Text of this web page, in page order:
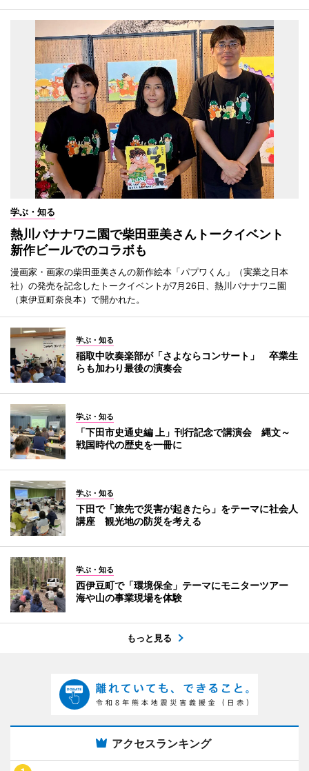
学ぶ・知る
熱川バナナワニ園で柴田亜美さんトークイベント
新作ビールでのコラボも
漫画家・画家の柴田亜美さんの新作絵本「パプワくん」（実業之日本
社）の発売を記念したトークイベントが7月26日、熱川バナナワニ園
（東伊豆町奈良本）で開かれた。
学ぶ・知る
稲取中吹奏楽部が「さよならコンサート」 卒業生
らも加わり最後の演奏会
学ぶ・知る
「下田市史通史編 上」刊行記念で講演会 縄文～
戦国時代の歴史を一冊に
学ぶ・知る
下田で「旅先で災害が起きたら」をテーマに社会人
講座 観光地の防災を考える
学ぶ・知る
西伊豆町で「環境保全」テーマにモニターツアー
海や山の事業現場を体験
もっと見る
アクセスランキング